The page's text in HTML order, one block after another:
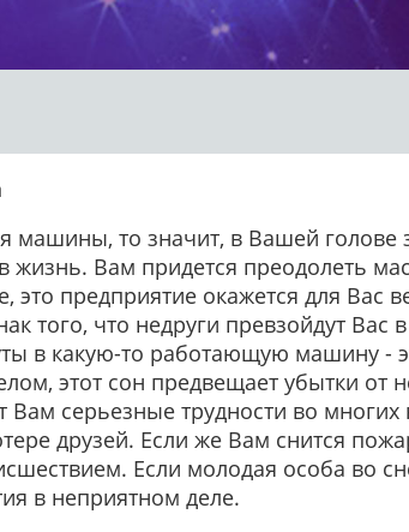
машины, то значит, в Вашей голове
жизнь. Вам придется преодолеть
это предприятие окажется для
того, что недруги превзойдут
в какую-то работающую машину -
этот сон предвещает убытки
Вам серьезные трудности во
друзей. Если же Вам снится
Если молодая особа во
в неприятном деле.